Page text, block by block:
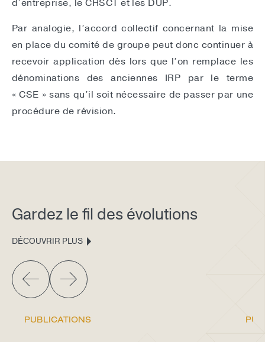
d’entreprise, le CHSCT et les DUP.
Par analogie, l’accord collectif concernant la mise
en place du comité de groupe peut donc continuer à
recevoir application dès lors que l’on remplace les
dénominations des anciennes IRP par le terme
« CSE » sans qu’il soit nécessaire de passer par une
procédure de révision.
Gardez le fil des évolutions
DÉCOUVRIR PLUS
PUBLICATIONS